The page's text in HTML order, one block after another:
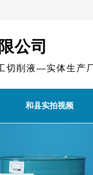
公司
切削液—实体生产
和县实拍视频